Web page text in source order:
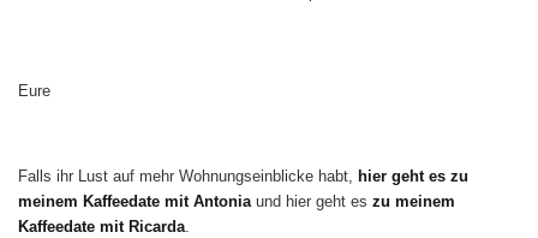
Eure
Falls ihr Lust auf mehr Wohnungseinblicke habt, hier geht es zu
meinem Kaffeedate mit Antoniaund hier geht es zu meinem
Kaffeedate mit Ricarda.